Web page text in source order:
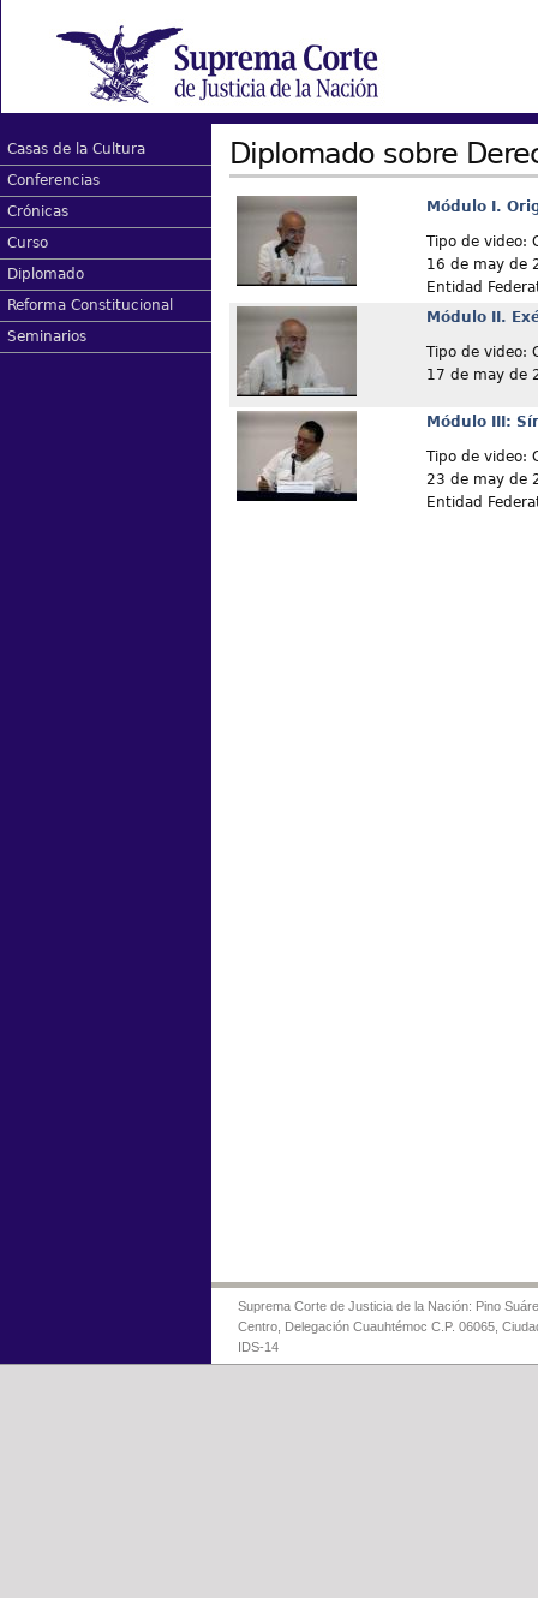
Casas de la Cultura
Conferencias
Crónicas
Curso
Diplomado
Reforma Constitucional
Seminarios
Diplomado sobre
Módulo I.
Tipo de video:
16 de may de
Entidad
Módulo II.
Tipo de video:
17 de may de
Módulo III:
Tipo de video:
23 de may de
Entidad
Suprema Corte de Justicia de la Nación: Pino
Centro, Delegación Cuauhtémoc C.P. 06065,
IDS-14